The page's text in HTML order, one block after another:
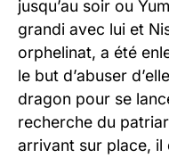
jusqu’au soir ou
grandi avec lui et
orphelinat, a été
le but d’abuser
dragon pour se
recherche du
arrivant sur place,